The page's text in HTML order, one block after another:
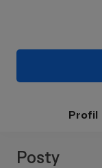
Profil
Posty